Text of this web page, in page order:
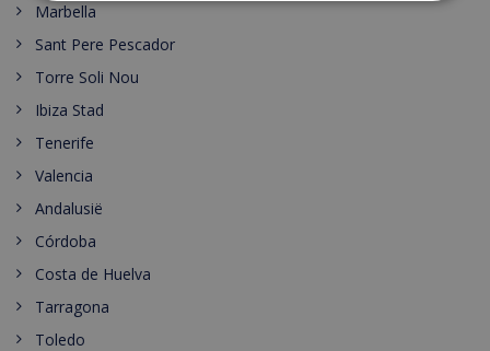
Marbella
Sant Pere Pescador
Torre Soli Nou
Ibiza Stad
Tenerife
Valencia
Andalusië
Córdoba
Costa de Huelva
Tarragona
Toledo